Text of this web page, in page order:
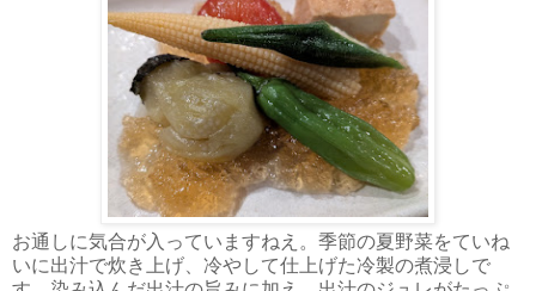
お通しに気合が入っていますねえ。季節の夏野菜をていね
いに出汁で炊き上げ、冷やして仕上げた冷製の煮浸しで